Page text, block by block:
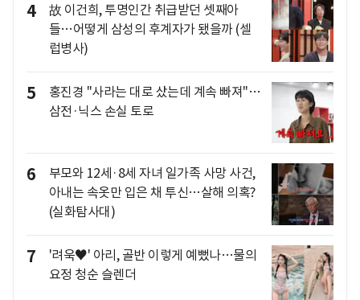
4
故 이건희, 투명인간 취급받던 셋째아
들…어떻게 삼성의 후계자가 됐을까 (셀
럽병사)
5
홍진경 "사라는 대로 샀는데 계속 빠져"…
삼전·닉스 손실 토로
6
부모와 12세·8세 자녀 일가족 사망 사건,
아내는 속옷만 입은 채 투신…살해 의혹?
(실화탐사대)
7
'려욱♥' 아리, 골반 이렇게 예뻤나…물의
요정 청순 슬렌더